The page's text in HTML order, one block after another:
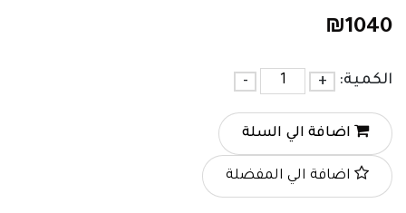
₪1040
الكمية: +
-
اضافة الي السلة
اضافة الي المفضلة